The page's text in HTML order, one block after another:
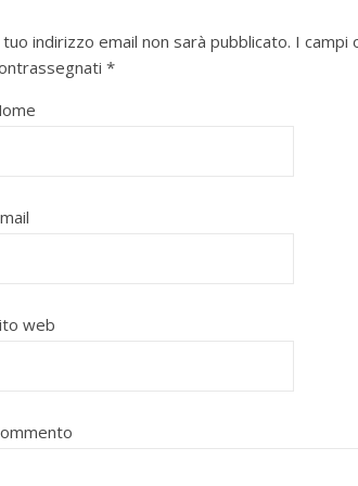
tuo indirizzo email non sarà pubblicato. I campi
*
web